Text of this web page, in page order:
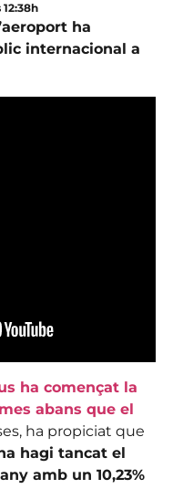
ha
internacional a
ha començat la
abans que el
ha propiciat que
hagi tancat el
amb un 10,23%